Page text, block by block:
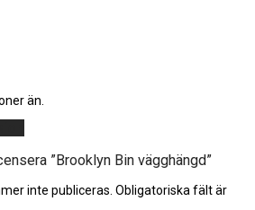
än.
”Brooklyn Bin vägghängd”
inte publiceras. Obligatoriska fält är